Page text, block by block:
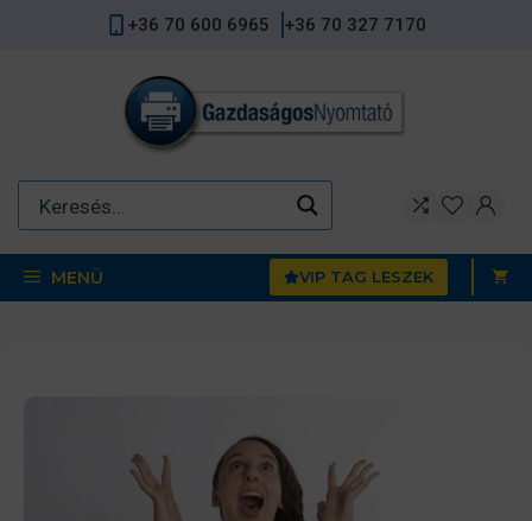
+36 70 600 6965 +36 70 327 7170
MENÜ VIP TAG LESZEK